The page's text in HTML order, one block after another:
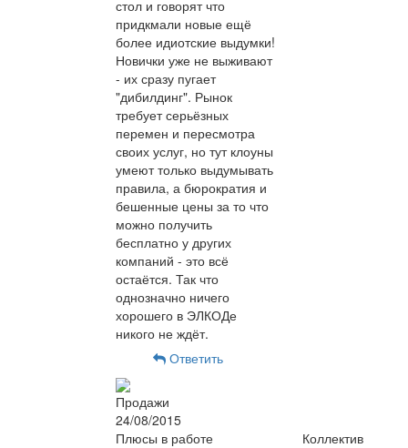
стол и говорят что
придкмали новые ещё
более идиотские выдумки!
Новички уже не выживают
- их сразу пугает
"дибилдинг". Рынок
требует серьёзных
перемен и пересмотра
своих услуг, но тут клоуны
умеют только выдумывать
правила, а бюрократия и
бешенные цены за то что
можно получить
бесплатно у других
компаний - это всё
остаётся. Так что
однозначно ничего
хорошего в ЭЛКОДе
никого не ждёт.
Ответить
Продажи
24/08/2015
Плюсы в работе
Коллектив